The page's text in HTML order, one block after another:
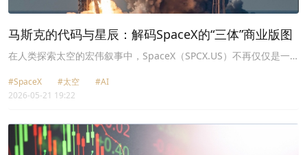
马斯克的代码与星辰：解码SpaceX的“三体”商业版图
在人类探索太空的宏伟叙事中，SpaceX（SPCX.US）不再仅仅是一
的商业闭环。
#SpaceX #太空
#AI
2026-05-21 19:22